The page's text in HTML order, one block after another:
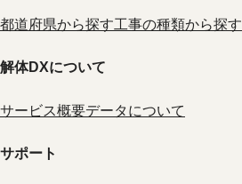
都道府県から探す工事の種類から探す
解体DXについて
サービス概要データについて
サポート